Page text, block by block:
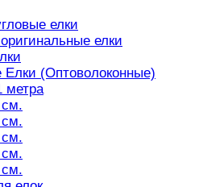
елки
елки
(Оптоволоконные)
метра
см.
см.
см.
см.
см.